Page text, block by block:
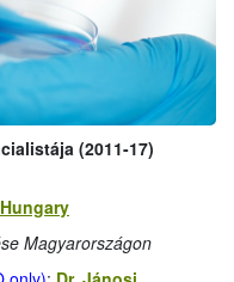
(2011-17)
Magyarországon